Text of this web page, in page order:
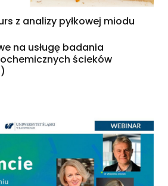
z analizy pyłkowej miodu
na usługę badania
ścieków